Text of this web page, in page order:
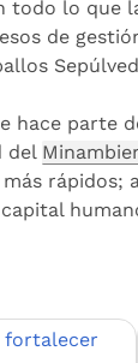
todo lo que
de
hace parte
del
fortalecer